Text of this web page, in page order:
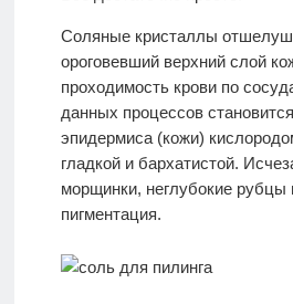
Соляные кристаллы
ороговевший верхний слой
проходимость крови по
данных процессов
эпидермиса (кожи)
гладкой и бархатистой.
морщинки, неглубокие рубцы
пигментация.